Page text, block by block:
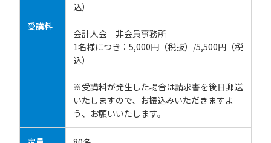
受講料
込）
会計人会 非会員事務所
1名様につき：5,000円（税抜）/5,500円（税
込）
※受講料が発生した場合は請求書を後日郵送
いたしますので、お振込みいただきますよ
う、お願いいたします。